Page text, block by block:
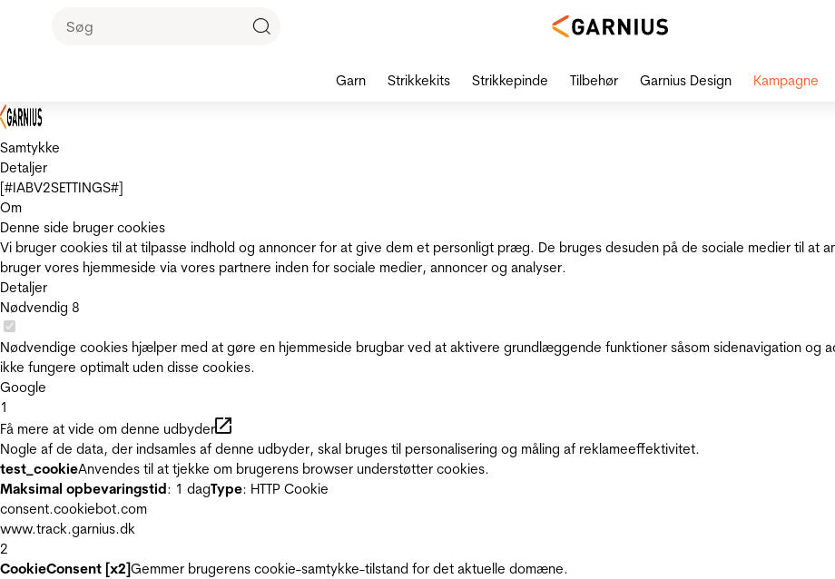
Samtykke
Detaljer
[#IABV2SETTINGS#]
Om
Denne side bruger cookies
Vi bruger cookies til at tilpasse indhold og annoncer for at give dem et personligt præg. De bruges desuden på de sociale medier til at
bruger vores hjemmeside via vores partnere inden for sociale medier, annoncer og analyser.
Detaljer
Nødvendig 8
Nødvendige cookies hjælper med at gøre en hjemmeside brugbar ved at aktivere grundlæggende funktioner såsom sidenavigation og
ikke fungere optimalt uden disse cookies.
Google
1
Få mere at vide om denne udbyder
Nogle af de data, der indsamles af denne udbyder, skal bruges til personalisering og måling af reklameeffektivitet.
test_cookieAnvendes til at tjekke om brugerens browser understøtter cookies.
Maksimal opbevaringstid: 1 dagType: HTTP Cookie
consent.cookiebot.com
www.track.garnius.dk
2
CookieConsent [x2]Gemmer brugerens cookie-samtykke-tilstand for det aktuelle domæne.
Garn Strikkekits Strikkepinde Tilbehør Garnius Design Kampagne